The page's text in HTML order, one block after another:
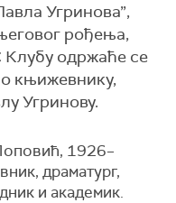
Угринова”,
рођења,
Клубу одржаће се
књижевнику,
Угринову.
1926–
драматург,
и академик.